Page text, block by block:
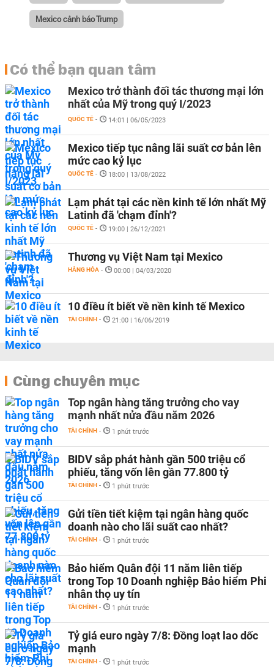
Mexico cảnh báo Trump
Có thể bạn quan tâm
Mexico trở thành đối tác thương mại lớn
nhất của Mỹ trong quý I/2023
QUỐC TẾ - 14:01 | 06/05/2023
Mexico tiếp tục nâng lãi suất cơ bản lên
mức cao kỷ lục
QUỐC TẾ - 18:00 | 13/08/2022
Lạm phát tại các nền kinh tế lớn nhất Mỹ
Latinh đã 'chạm đỉnh'?
QUỐC TẾ - 19:00 | 26/12/2021
Thương vụ Việt Nam tại Mexico
HÀNG HÓA - 00:00 | 04/03/2020
10 điều ít biết về nền kinh tế Mexico
TÀI CHÍNH - 21:00 | 16/06/2019
Cùng chuyên mục
Top ngân hàng tăng trưởng cho vay
mạnh nhất nửa đầu năm 2026
TÀI CHÍNH - 1 phút trước
BIDV sắp phát hành gần 500 triệu cổ
phiếu, tăng vốn lên gần 77.800 tỷ
TÀI CHÍNH - 1 phút trước
Gửi tiền tiết kiệm tại ngân hàng quốc
doanh nào cho lãi suất cao nhất?
TÀI CHÍNH - 1 phút trước
Bảo hiểm Quân đội 11 năm liên tiếp
trong Top 10 Doanh nghiệp Bảo hiểm Phi
nhân thọ uy tín
TÀI CHÍNH - 1 phút trước
Tỷ giá euro ngày 7/8: Đồng loạt lao dốc
mạnh
TÀI CHÍNH - 1 phút trước